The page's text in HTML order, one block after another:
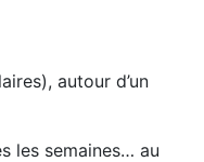
autour d’un
les semaines… au